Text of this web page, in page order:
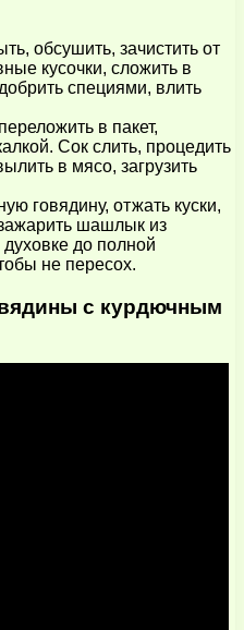
обсушить, зачистить от
кусочки, сложить в
специями, влить
в пакет,
Сок слить, процедить
в мясо, загрузить
говядину, отжать куски,
шашлык из
до полной
не пересох.
с курдючным